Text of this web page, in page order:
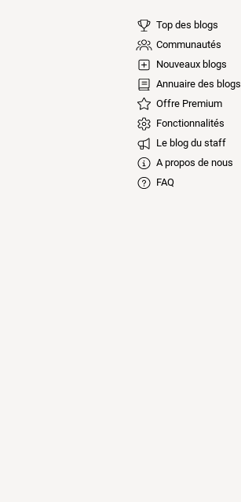
Top des blogs
Communautés
Nouveaux blogs
Annuaire des blogs
Offre Premium
Fonctionnalités
Le blog du staff
A propos de nous
FAQ